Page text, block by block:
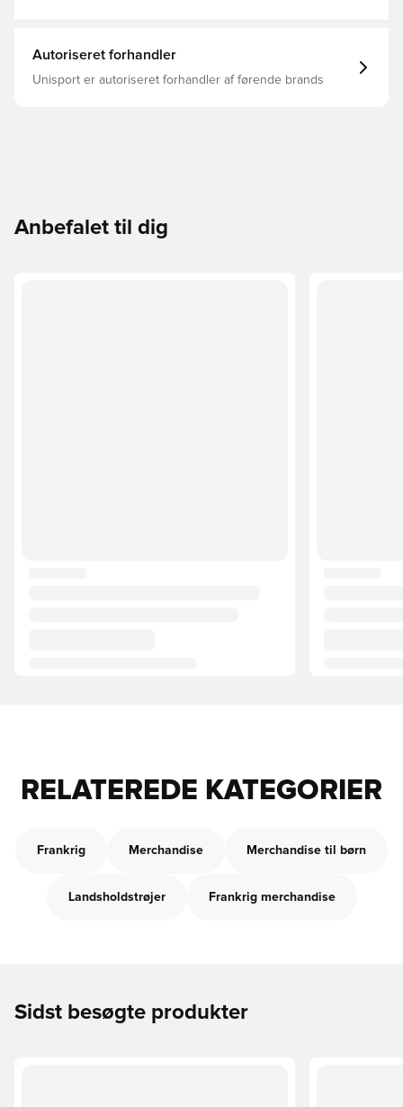
Autoriseret forhandler
Unisport er autoriseret forhandler af førende brands
Anbefalet til dig
RELATEREDE KATEGORIER
Frankrig Merchandise Merchandise til børn
Landsholdstrøjer Frankrig merchandise
Sidst besøgte produkter